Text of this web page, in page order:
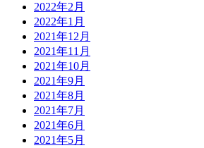
2022年2月
2022年1月
2021年12月
2021年11月
2021年10月
2021年9月
2021年8月
2021年7月
2021年6月
2021年5月